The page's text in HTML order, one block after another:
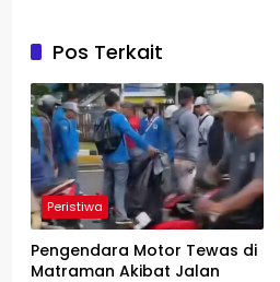
Pos Terkait
Peristiwa
Pengendara Motor Tewas di
Matraman Akibat Jalan